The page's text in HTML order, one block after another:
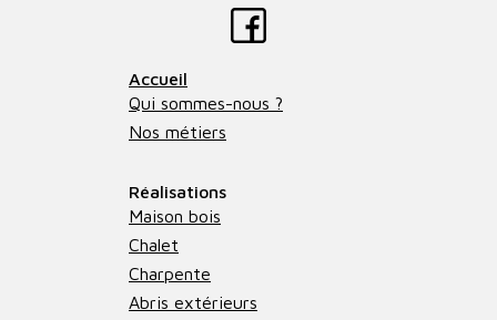
Accueil
Qui sommes-nous ?
Nos métiers
Réalisations
Maison bois
Chalet
Charpente
Abris extérieurs